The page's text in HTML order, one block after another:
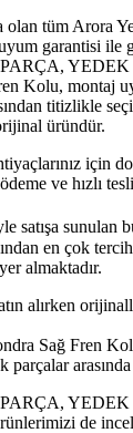
olan tüm Arora
garantisi ile
YEDEK
Kolu, montaj
titizlikle
üründür.
için
ve hızlı
satışa sunulan
en çok
almaktadır.
alırken
Sağ Fren
YEDEK
de